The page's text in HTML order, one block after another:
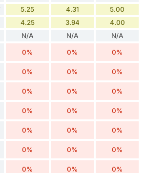
5.25 4.31 5.00
4.25 3.94 4.00
N/A N/A N/A
0% 0% 0%
0% 0% 0%
0% 0% 0%
0% 0% 0%
0% 0% 0%
0% 0% 0%
0% 0% 0%